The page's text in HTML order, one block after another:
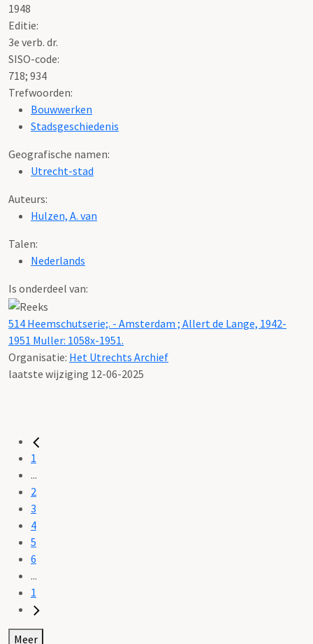
1948
Editie:
3e verb. dr.
SISO-code:
718; 934
Trefwoorden:
Bouwwerken
Stadsgeschiedenis
Geografische namen:
Utrecht-stad
Auteurs:
Hulzen, A. van
Talen:
Nederlands
Is onderdeel van:
514 Heemschutserie;. - Amsterdam ; Allert de Lange, 1942-
1951 Muller: 1058x-1951.
Organisatie: Het Utrechts Archief
laatste wijziging 12-06-2025
1
...
2
3
4
5
6
...
1
Meer